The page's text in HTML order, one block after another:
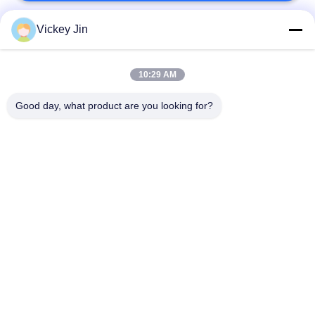
Bad Request
Vickey Jin
10:29 AM
Good day, what product are you looking for?